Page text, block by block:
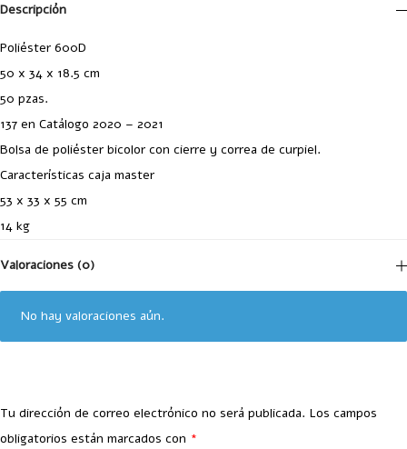
Descripción
Poliéster 600D
50 x 34 x 18.5 cm
50 pzas.
137 en Catálogo 2020 – 2021
Bolsa de poliéster bicolor con cierre y correa de curpiel.
Características caja master
53 x 33 x 55 cm
14 kg
Valoraciones (0)
No hay valoraciones aún.
Tu dirección de correo electrónico no será publicada. Los campos
obligatorios están marcados con *